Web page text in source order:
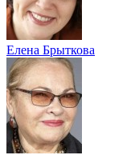
Елена Брыткова